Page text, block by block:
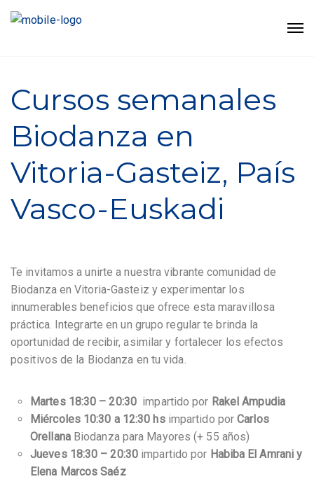
Cursos semanales
Biodanza en
Vitoria-Gasteiz, País
Vasco-Euskadi
Te invitamos a unirte a nuestra vibrante comunidad de
Biodanza en Vitoria-Gasteiz y experimentar los
innumerables beneficios que ofrece esta maravillosa
práctica. Integrarte en un grupo regular te brinda la
oportunidad de recibir, asimilar y fortalecer los efectos
positivos de la Biodanza en tu vida.
Martes 18:30 – 20:30 impartido por Rakel Ampudia
Miércoles 10:30 a 12:30 hs impartido porCarlos
Orellana Biodanza para Mayores (+ 55 años)
Jueves 18:30 – 20:30 impartido por Habiba El Amrani y
Elena Marcos Saéz